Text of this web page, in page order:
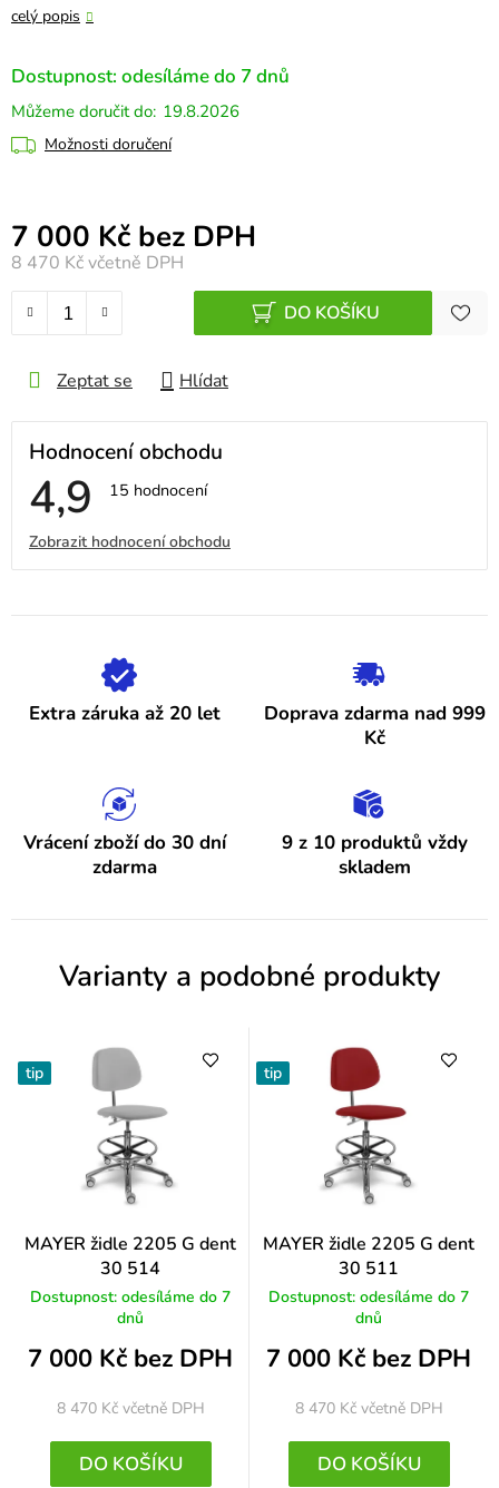
celý popis
Dostupnost: odesíláme do 7 dnů
19.8.2026
Možnosti doručení
8 470 Kčvčetně DPH
7 000 Kč bez DPH
Měrná cena:
DO KOŠÍKU
Zeptat se Hlídat
Hodnocení obchodu
4,9 Průměrné
je
hvězdiček.
15 hodnocení
V
ý
p
h
o
e
Zobrazit hodnocení obchodu
Extra záruka až 20 let
Doprava zdarma nad 999
Kč
Vrácení zboží do 30 dní
zdarma
9 z 10 produktů vždy
skladem
Varianty a podobné produkty
tip
MAYER židle 2205 G dent
30 514
Dostupnost: odesíláme do 7
dnů
7 000 Kč bez DPH
8 470 Kč včetně DPH
DO KOŠÍKU
tip
MAYER židle 2205 G dent
30 511
Dostupnost: odesíláme do 7
dnů
7 000 Kč bez DPH
8 470 Kč včetně DPH
DO KOŠÍKU